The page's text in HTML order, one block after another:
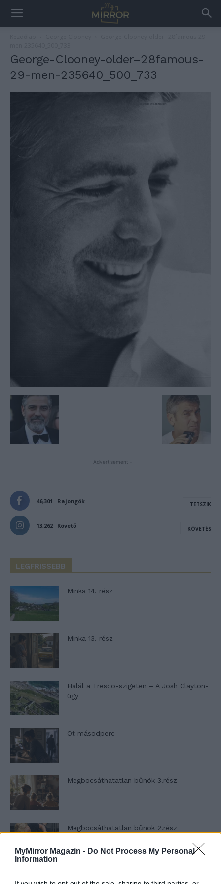
MyMirror Magazin - Do Not Process My Personal
Information
George-Clooney-older–28famous-
29-men-235640_500_733
- Advertisement -
46,301 Rajongók TETSZIK
13,262 Követő KÖVETÉS
LEGFRISSEBB
Minka 14. rész
Minka 13. rész
Halál a Tresco-szigeten – A Josh Clayton-
ügy
Öt másodperc
Megbocsáthatatlan bűnök 3.rész
Megbocsáthatatlan bűnök 2.rész